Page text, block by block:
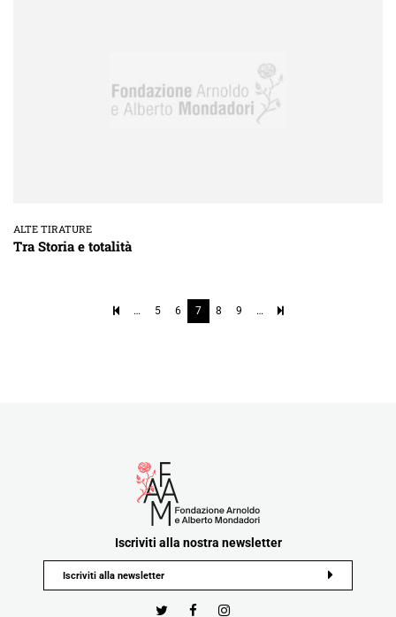
ALTE TIRATURE
Tra Storia e totalità
… 5 6 7 8 9 …
Iscriviti alla nostra newsletter